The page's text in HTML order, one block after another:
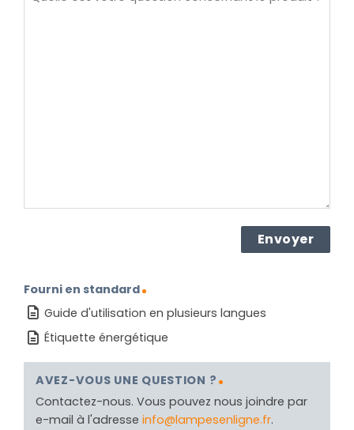
Fourni en standard
Guide d'utilisation en plusieurs langues
Étiquette énergétique
AVEZ-VOUS UNE QUESTION ?
Contactez-nous. Vous pouvez nous joindre par
e-mail à l'adresse info@lampesenligne.fr.